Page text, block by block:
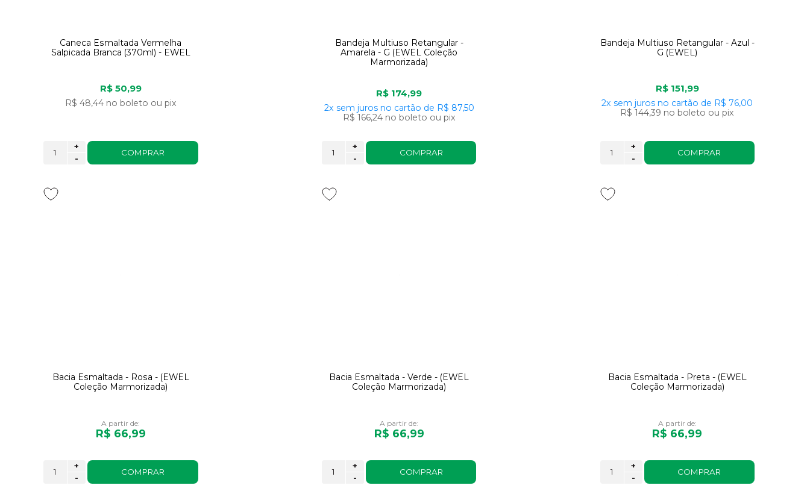
Caneca Esmaltada Vermelha
Salpicada Branca (370ml) - EWEL
R$ 50,99
R$ 48,44 no boleto ou pix
-
+
COMPRAR
Bandeja Multiuso Retangular -
Amarela - G (EWEL Coleção
Marmorizada)
R$ 174,99
2x sem juros no cartão de R$ 87,50
R$ 166,24 no boleto ou pix
-
+
COMPRAR
Bandeja Multiuso Retangular - Azul -
G (EWEL)
R$ 151,99
2x sem juros no cartão de R$ 76,00
R$ 144,39 no boleto ou pix
-
+
COMPRAR
Bacia Esmaltada - Rosa - (EWEL
Coleção Marmorizada)
A partir de:
R$ 66,99
-
+
COMPRAR
Bacia Esmaltada - Verde - (EWEL
Coleção Marmorizada)
A partir de:
R$ 66,99
-
+
COMPRAR
Bacia Esmaltada - Preta - (EWEL
Coleção Marmorizada)
A partir de:
R$ 66,99
-
+
COMPRAR